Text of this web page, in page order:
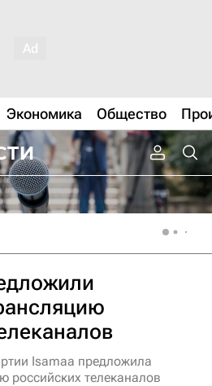
Экономика Общество
Isamaa предложила
российских телеканалов